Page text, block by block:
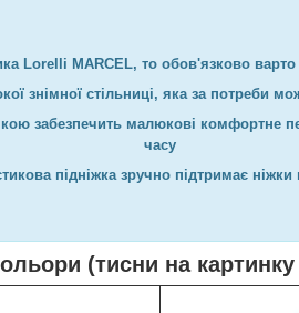
Lorelli MARCEL, то обов'язково варто
знімної стільниці, яка за потреби
забезпечить малюкові комфортне
часу
підніжка зручно підтримає
(тисни на